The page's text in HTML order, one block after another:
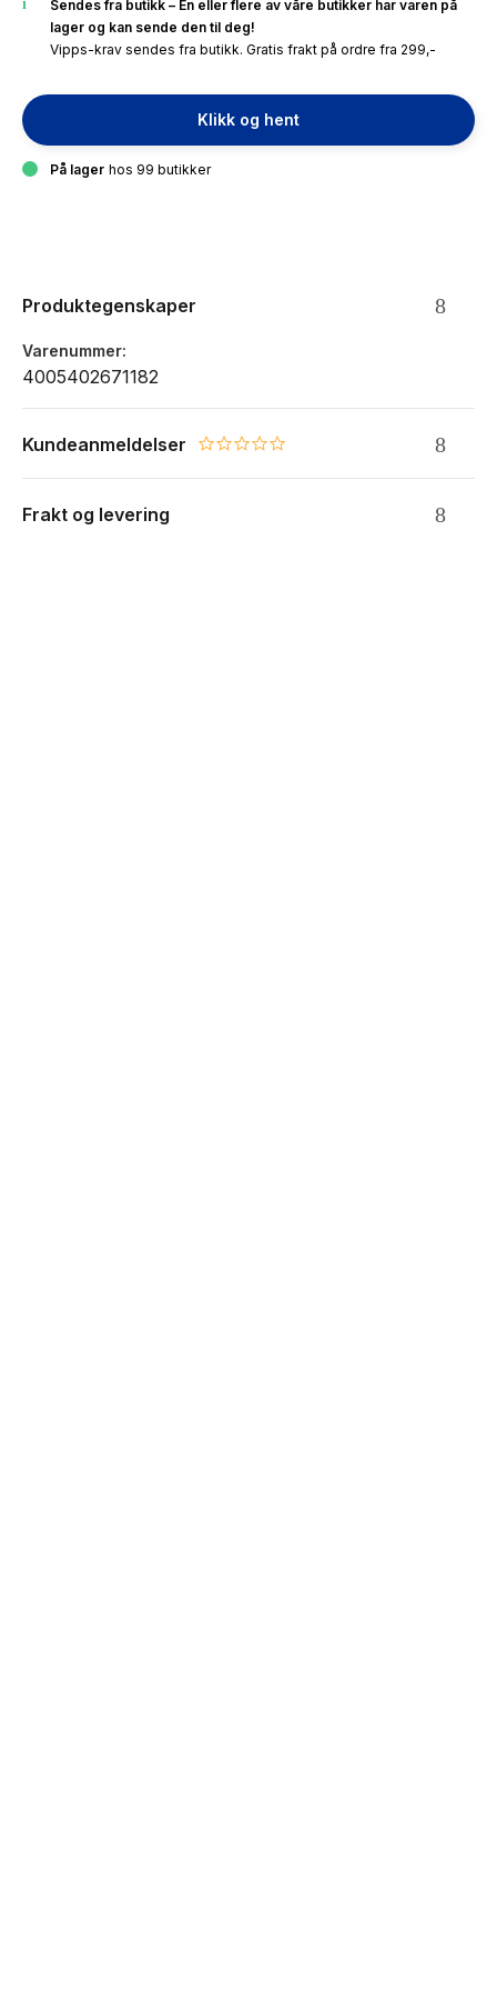
Sendes fra butikk – En eller flere av våre butikker har varen på
lager og kan sende den til deg!
Vipps-krav sendes fra butikk. Gratis frakt på ordre fra 299,-
Klikk og hent
På lager hos 99 butikker
Produktegenskaper
Varenummer
4005402671182
Kundeanmeldelser 0.0 star rating
Frakt og levering